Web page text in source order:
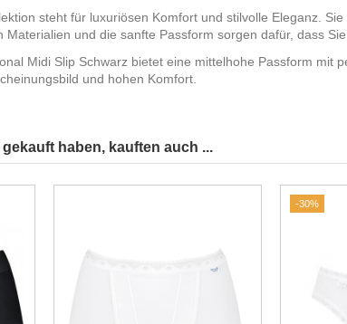
steht für luxuriösen Komfort und stilvolle Eleganz.
Materialien und die sanfte Passform sorgen dafür, dass
Midi Slip Schwarz bietet eine mittelhohe Passform
und hohen Komfort.
haben, kauften auch ...
-30%